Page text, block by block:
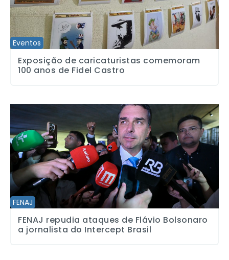
Eventos
Exposição de caricaturistas comemoram
100 anos de Fidel Castro
FENAJ
FENAJ repudia ataques de Flávio Bolsonaro a jornalista do
FENAJ repudia ataques de Flávio Bolsonaro
a jornalista do Intercept Brasil